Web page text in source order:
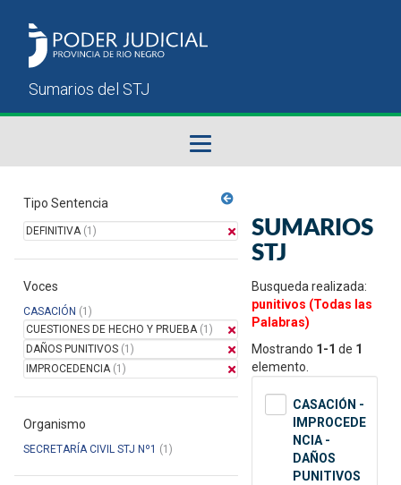
Sumarios del STJ
Manual del Usuario
Tipo Sentencia
DEFINITIVA(1)
Voces
CASACIÓN (1)
CUESTIONES DE HECHO Y PRUEBA(1)
DAÑOS PUNITIVOS (1)
IMPROCEDENCIA(1)
Organismo
SECRETARÍA CIVIL STJ Nº1 (1)
SUMARIOS
STJ
Busqueda realizada:
punitivos (Todas las
Palabras)
Mostrando 1-1 de 1
elemento.
CASACIÓN -
IMPROCEDE
NCIA -
DAÑOS
PUNITIVOS